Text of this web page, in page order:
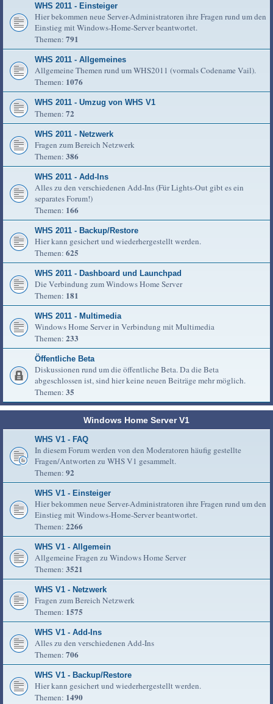
WHS 2011 - Einsteiger
Hier bekommen neue Server-Administratoren ihre Fragen rund um den
Einstieg mit Windows-Home-Server beantwortet.
Themen: 791
WHS 2011 - Allgemeines
Allgemeine Themen rund um WHS2011 (vormals Codename Vail).
Themen: 1076
WHS 2011 - Umzug von WHS V1
Themen: 72
WHS 2011 - Netzwerk
Fragen zum Bereich Netzwerk
Themen: 386
WHS 2011 - Add-Ins
Alles zu den verschiedenen Add-Ins (Für Lights-Out gibt es ein
separates Forum!)
Themen: 166
WHS 2011 - Backup/Restore
Hier kann gesichert und wiederhergestellt werden.
Themen: 625
WHS 2011 - Dashboard und Launchpad
Die Verbindung zum Windows Home Server
Themen: 181
WHS 2011 - Multimedia
Windows Home Server in Verbindung mit Multimedia
Themen: 233
Öffentliche Beta
Diskussionen rund um die öffentliche Beta. Da die Beta
abgeschlossen ist, sind hier keine neuen Beiträge mehr möglich.
Themen: 35
Windows Home Server V1
WHS V1 - FAQ
In diesem Forum werden von den Moderatoren häufig gestellte
Fragen/Antworten zu WHS V1 gesammelt.
Themen: 92
WHS V1 - Einsteiger
Hier bekommen neue Server-Administratoren ihre Fragen rund um den
Einstieg mit Windows-Home-Server beantwortet.
Themen: 2266
WHS V1 - Allgemein
Allgemeine Fragen zu Windows Home Server
Themen: 3521
WHS V1 - Netzwerk
Fragen zum Bereich Netzwerk
Themen: 1575
WHS V1 - Add-Ins
Alles zu den verschiedenen Add-Ins
Themen: 706
WHS V1 - Backup/Restore
Hier kann gesichert und wiederhergestellt werden.
Themen: 1490